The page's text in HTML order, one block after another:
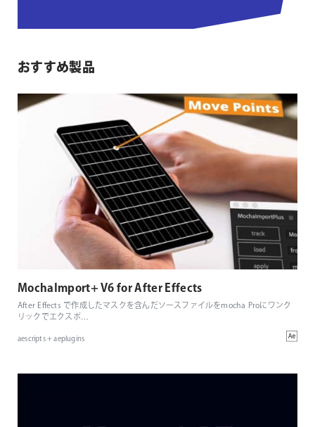
おすすめ製品
MochaImport+ V6 for After Effects
After Effects で作成したマスクを含んだソースファイルをmocha Proにワンク
リックでエクスポ…
aescripts + aeplugins